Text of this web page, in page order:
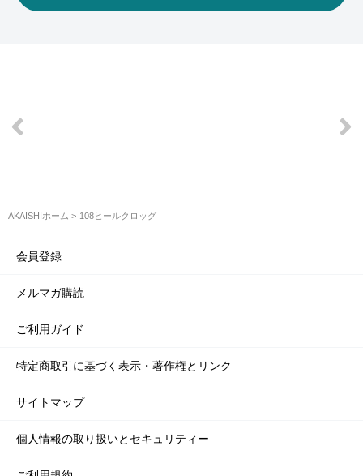
AKAISHIホーム 108ヒールクロッグ
会員登録
メルマガ購読
ご利用ガイド
特定商取引に基づく表示・著作権とリンク
サイトマップ
個人情報の取り扱いとセキュリティー